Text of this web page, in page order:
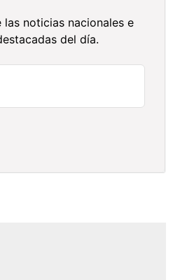
las noticias nacionales e
del día.